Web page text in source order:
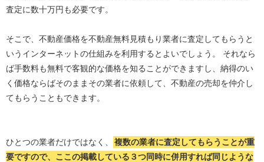
査定に数十万円も必要です。
そこで、不動産価格を不動産無料見積もり業者に査定してもらうと
いうインターネットの仕組みを利用するとよいでしょう。 それなら
ば手数料も無料で客観的な価格を知ることができますし、納得のい
く価格ならばそのままその業者に依頼して、不動産の売却を仲介し
てもらうこともできます。
ひとつの業者だけではなく、
複数の業者に査定してもらうことが重
要ですので、ここの掲載している３つ同時に併用すれば同じような